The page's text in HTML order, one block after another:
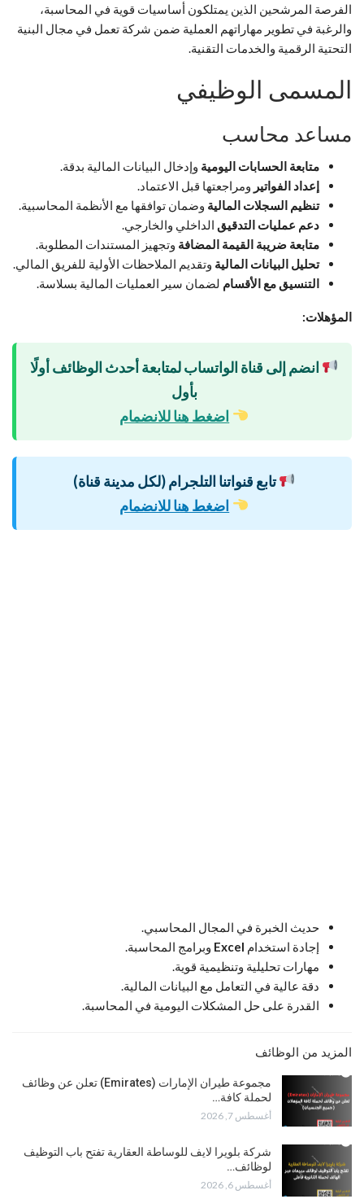
الفرصة المرشحين الذين يمتلكون أساسيات قوية في المحاسبة،
والرغبة في تطوير مهاراتهم العملية ضمن شركة تعمل في مجال البنية
التحتية الرقمية والخدمات التقنية.
المسمى الوظيفي
مساعد محاسب
متابعة الحسابات اليومية وإدخال البيانات المالية بدقة.
إعداد الفواتير ومراجعتها قبل الاعتماد.
تنظيم السجلات المالية وضمان توافقها مع الأنظمة المحاسبية.
دعم عمليات التدقيق الداخلي والخارجي.
متابعة ضريبة القيمة المضافة وتجهيز المستندات المطلوبة.
تحليل البيانات المالية وتقديم الملاحظات الأولية للفريق المالي.
التنسيق مع الأقسام لضمان سير العمليات المالية بسلاسة.
المؤهلات:
انضم إلى قناة الواتساب لمتابعة أحدث الوظائف أولًا
بأول
اضغط هنا للانضمام
تابع قنواتنا التلجرام (لكل مدينة قناة)
اضغط هنا للانضمام
حديث الخبرة في المجال المحاسبي.
إجادة استخدام Excel وبرامج المحاسبة.
مهارات تحليلية وتنظيمية قوية.
دقة عالية في التعامل مع البيانات المالية.
القدرة على حل المشكلات اليومية في المحاسبة.
المزيد من الوظائف
مجموعة طيران الإمارات (Emirates) تعلن عن وظائف
لحملة كافة…
أغسطس 7, 2026
شركة بلويرا لايف للوساطة العقارية تفتح باب التوظيف
لوظائف…
أغسطس 6, 2026